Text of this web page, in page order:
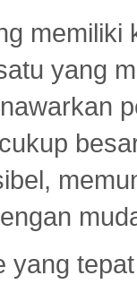
yang
yang